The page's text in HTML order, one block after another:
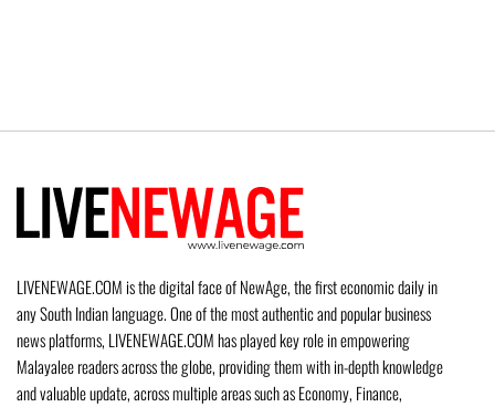
LIVENEWAGE.COM is the digital face of NewAge, the first economic daily in
any South Indian language. One of the most authentic and popular business
news platforms, LIVENEWAGE.COM has played key role in empowering
Malayalee readers across the globe, providing them with in-depth knowledge
and valuable update, across multiple areas such as Economy, Finance,